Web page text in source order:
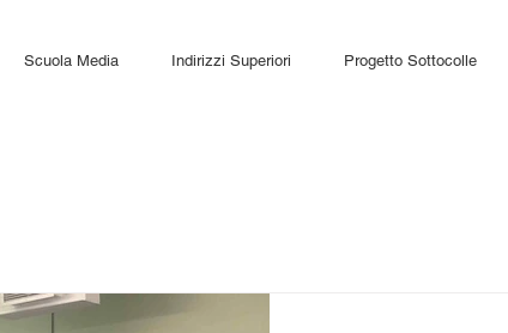
Scuola Media Indirizzi Superiori Progetto Sottocolle